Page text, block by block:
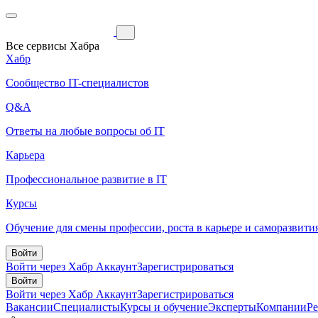
Все сервисы Хабра
Хабр
Сообщество IT-специалистов
Q&A
Ответы на любые вопросы об IT
Карьера
Профессиональное развитие в IT
Курсы
Обучение для смены профессии, роста в карьере и
Войти
Войти через Хабр АккаунтЗарегистрироваться
Войти
Войти через Хабр АккаунтЗарегистрироваться
ВакансииСпециалистыКурсы и обучениеЭкспертыКомпании